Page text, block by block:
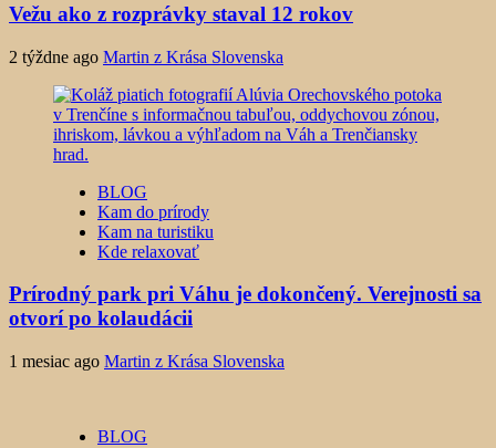
Vežu ako z rozprávky staval 12 rokov
2 týždne ago Martin z Krása Slovenska
BLOG
Kam do prírody
Kam na turistiku
Kde relaxovať
Prírodný park pri Váhu je dokončený. Verejnosti sa
otvorí po kolaudácii
1 mesiac ago Martin z Krása Slovenska
BLOG